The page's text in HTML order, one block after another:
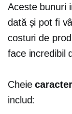
Aceste bunuri
dată și pot fi
costuri de
face incredibil
Cheie
includ: